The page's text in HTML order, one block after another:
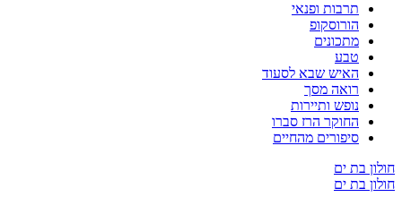
תרבות ופנאי
הורוסקופ
מתכונים
טבע
האיש שבא לסעוד
רואה מסך
נופש ותיירות
החוקר הרז סברו
סיפורים מהחיים
בת ים
בת ים